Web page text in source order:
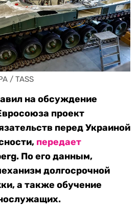
/ TASS
на обсуждение
проект
перед Украиной
передает
По его данным,
долгосрочной
а также обучение